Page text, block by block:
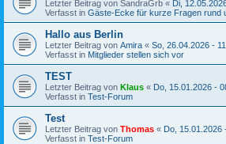
Letzter Beitrag von SandraGrb « Di,
Verfasst in Gäste-Ecke für kurze Fragen rund
Hallo aus Berlin
Letzter Beitrag von Amira « So, 26.04.2026 -
Verfasst in Mitglieder stellen sich vor
TEST
Letzter Beitrag von Klaus « Do, 15.01.2026 -
Verfasst in Test-Forum
Test
Letzter Beitrag von Thomas « Do, 15.01.2026
Verfasst in Test-Forum